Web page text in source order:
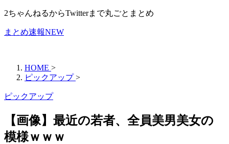
2ちゃんねるからTwitterまで丸ごとまとめ
まとめ速報NEW
HOME >
ピックアップ >
ピックアップ
【画像】最近の若者、全員美男美女の
模様ｗｗｗ